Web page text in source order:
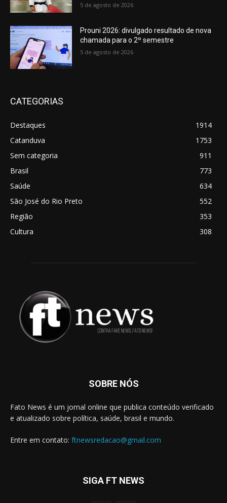
5 de agosto de 2026
Prouni 2026: divulgado resultado de nova
chamada para o 2º semestre
5 de agosto de 2026
CATEGORIAS
Destaques
1914
Catanduva
1753
Sem categoria
911
Brasil
773
Saúde
634
São José do Rio Preto
552
Região
353
Cultura
308
SOBRE NÓS
Fato News é um jornal online que publica conteúdo verificado
e atualizado sobre política, saúde, brasil e mundo.
Entre em contato: ftnewsredacao@gmail.com
SIGA FT NEWS